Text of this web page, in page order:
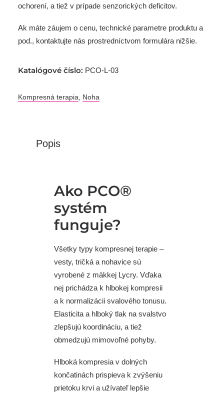
ochorení, a tiež v prípade senzorických deficitov.
Ak máte záujem o cenu, technické parametre produktu a
pod., kontaktujte nás prostredníctvom formulára nižšie.
Katalógové číslo: PCO-L-03
Kompresná terapia Noha
Popis
Ako PCO®
systém
funguje?
Všetky typy kompresnej terapie –
vesty, tričká a nohavice sú
vyrobené z mäkkej Lycry. Vďaka
nej prichádza k hlbokej kompresii
a k normalizácii svalového tonusu.
Elasticita a hlboký tlak na svalstvo
zlepšujú koordináciu, a tiež
obmedzujú mimovoľné pohyby.
Hlboká kompresia v dolných
končatinách prispieva k zvýšeniu
prietoku krvi a užívateľ lepšie